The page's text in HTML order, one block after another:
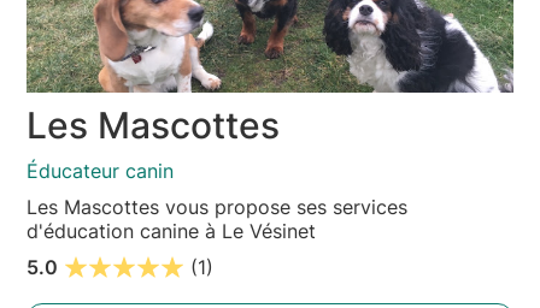
Les Mascottes
Éducateur canin
Les Mascottes vous propose ses services
d'éducation canine à Le Vésinet
5.0
(1)